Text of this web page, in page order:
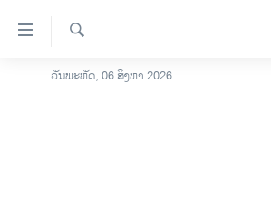
ລິ້ງ
ສຳຫລັບ
ໂຮມເພຈ
ຄົ້ນຫາ
ວັນພະຫັດ, 06 ສິງຫາ 2026